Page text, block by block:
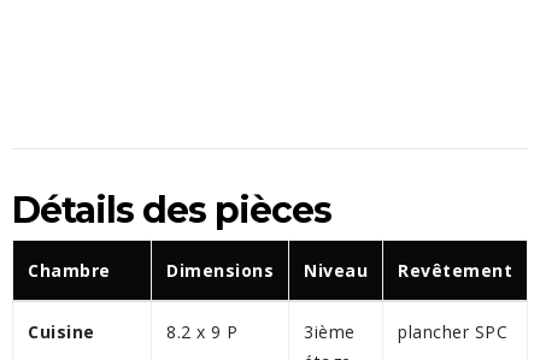
Détails des pièces
Chambre Dimensions Niveau Revêtement
Cuisine 8.2 x 9 P
3ième
plancher SPC